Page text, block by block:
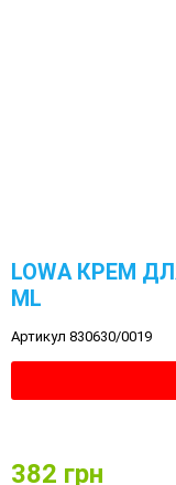
LOWA КРЕМ
ML
Артикул 830630/0019
382 грн